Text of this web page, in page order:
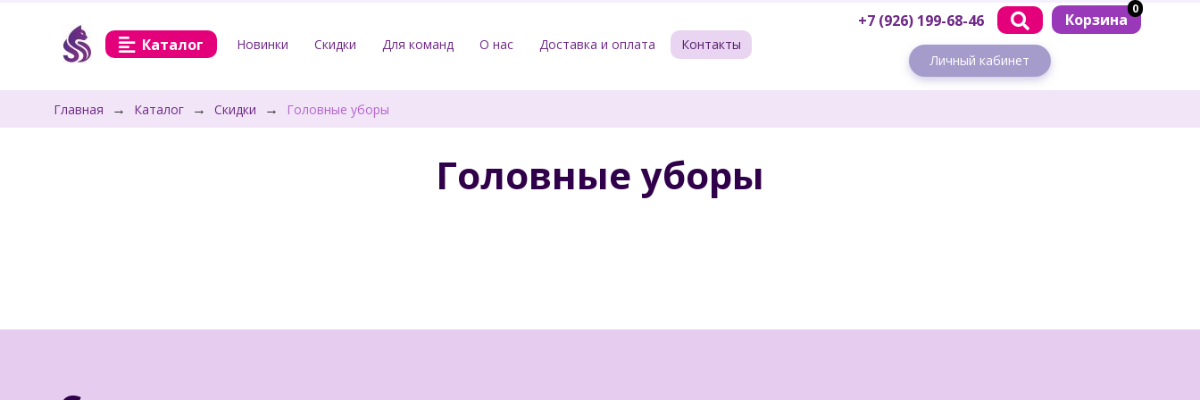
Каталог Новинки Скидки Для команд О нас Доставка и оплата Контакты
+7 (926) 199-68-46 Корзина
0
Личный кабинет
Главная → Каталог → Скидки → Головные уборы
Головные уборы